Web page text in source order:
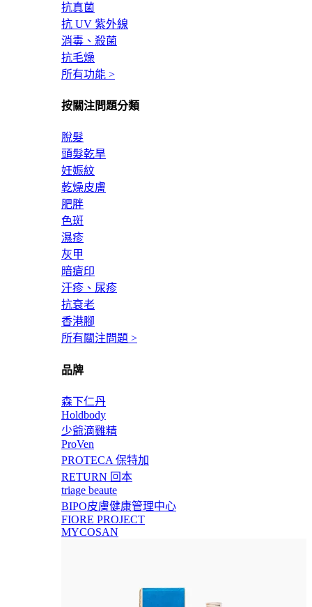
抗真菌
抗 UV 紫外線
消毒、殺菌
抗毛燥
所有功能 >
按關注問題分類
脫髮
頭髮乾旱
妊娠紋
乾燥皮膚
肥胖
色斑
濕疹
灰甲
暗瘡印
汗疹、尿疹
抗衰老
香港腳
所有關注問題 >
品牌
森下仁丹
Holdbody
少爺滴雞精
ProVen
PROTECA 保特加
RETURN 回本
triage beaute
BIPO皮膚健康管理中心
FIORE PROJECT
MYCOSAN